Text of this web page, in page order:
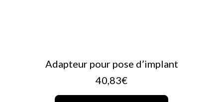
Adapteur pour pose d’implant
40,83€